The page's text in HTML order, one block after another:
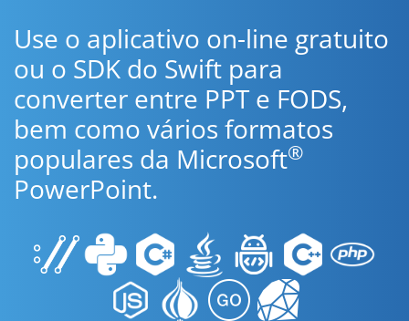
Use o aplicativo on-line gratuito
ou o SDK do Swift para
converter entre PPT e FODS,
bem como vários formatos
populares da Microsoft®
PowerPoint.